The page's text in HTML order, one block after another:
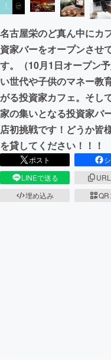
CAMPFIRE for
CAMPFIREふる
名古屋栄のど真ん中にカ
資家バーをオープンさせ
す。（10月1日オープン
い世代や子供のマネー教
がる投資家カフェ。そし
家の集いとなる投資家バ
店初挑戦です！どうか皆
を貸してください！！！
ポスト
LINEで送る
埋め込み
QR